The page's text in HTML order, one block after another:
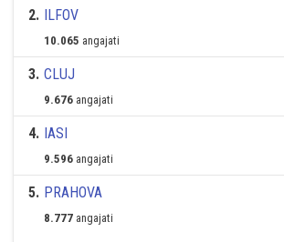
2. ILFOV
10.065 angajati
3. CLUJ
9.676 angajati
4. IASI
9.596 angajati
5. PRAHOVA
8.777 angajati